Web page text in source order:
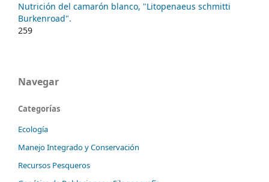
Nutrición del camarón blanco, "Litopenaeus schmitti
Burkenroad".
259
Navegar
Categorías
Ecología
Manejo Integrado y Conservación
Recursos Pesqueros